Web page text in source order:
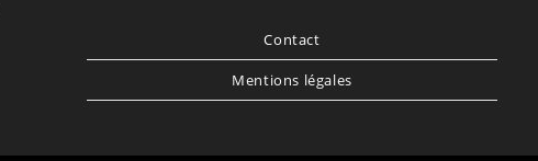
Contact
Mentions légales